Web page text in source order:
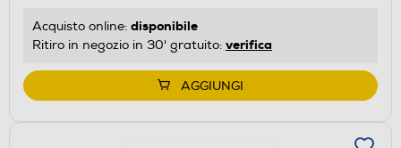
Acquisto online: disponibile
Ritiro in negozio in 30' gratuito: verifica
AGGIUNGI